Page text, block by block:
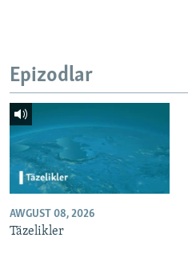
Epizodlar
AWGUST 08, 2026
Täzelikler